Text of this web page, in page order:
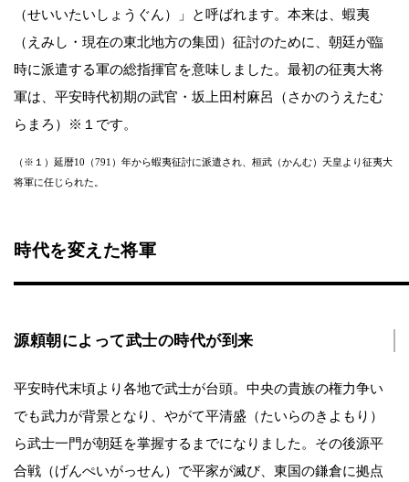
（せいいたいしょうぐん）」と呼ばれます。本来は、蝦夷
（えみし・現在の東北地方の集団）征討のために、朝廷が臨
時に派遣する軍の総指揮官を意味しました。最初の征夷大将
軍は、平安時代初期の武官・坂上田村麻呂（さかのうえたむ
らまろ）※１です。
（※１）延暦10（791）年から蝦夷征討に派遣され、桓武（かんむ）天皇より征夷大
将軍に任じられた。
時代を変えた将軍
源頼朝によって武士の時代が到来
平安時代末頃より各地で武士が台頭。中央の貴族の権力争い
でも武力が背景となり、やがて平清盛（たいらのきよもり）
ら武士一門が朝廷を掌握するまでになりました。その後源平
合戦（げんぺいがっせん）で平家が滅び、東国の鎌倉に拠点